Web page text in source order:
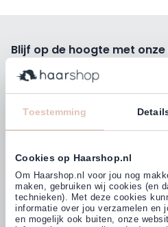
Toestemming
Cookies op Haarshop.nl
Om Haarshop.nl voor jou nog
maken, gebruiken wij cookies (en
technieken). Met deze cookies
informatie over jou verzamelen en
en mogelijk ook buiten, onze
Blijf op de hoogte met
Ontvang wekelijks de beste
rechtstreeks in jou e-mailbox.
E-mailadres
Volg ons
Klanten